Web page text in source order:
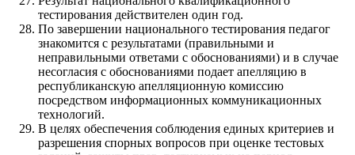
тестирования действителен один год.
По завершении национального тестирования педагог
знакомится с результатами (правильными и
неправильными ответами с обоснованиями) и в случае
несогласия с обоснованиями подает апелляцию в
республиканскую апелляционную комиссию
посредством информационных коммуникационных
технологий.
В целях обеспечения соблюдения единых критериев и
разрешения спорных вопросов при оценке тестовых